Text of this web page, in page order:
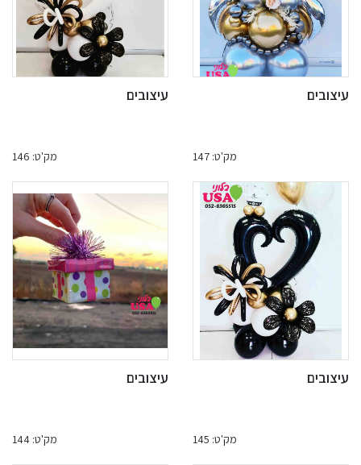
עיצובים
מק'ט: 147
עיצובים
מק'ט: 146
עיצובים
מק'ט: 145
עיצובים
מק'ט: 144